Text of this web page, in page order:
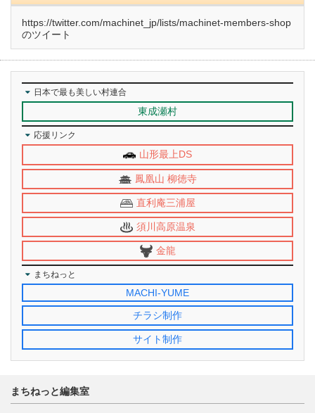
https://twitter.com/machinet_jp/lists/machinet-members-shop
のツイート
日本で最も美しい村連合
東成瀬村
応援リンク
山形最上DS
鳳凰山 柳徳寺
直利庵三浦屋
須川高原温泉
金龍
まちねっと
MACHI-YUME
チラシ制作
サイト制作
まちねっと編集室